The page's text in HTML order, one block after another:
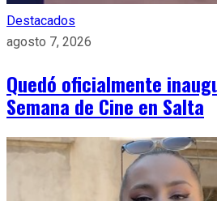
Destacados
agosto 7, 2026
Quedó oficialmente
Semana de Cine en Salta